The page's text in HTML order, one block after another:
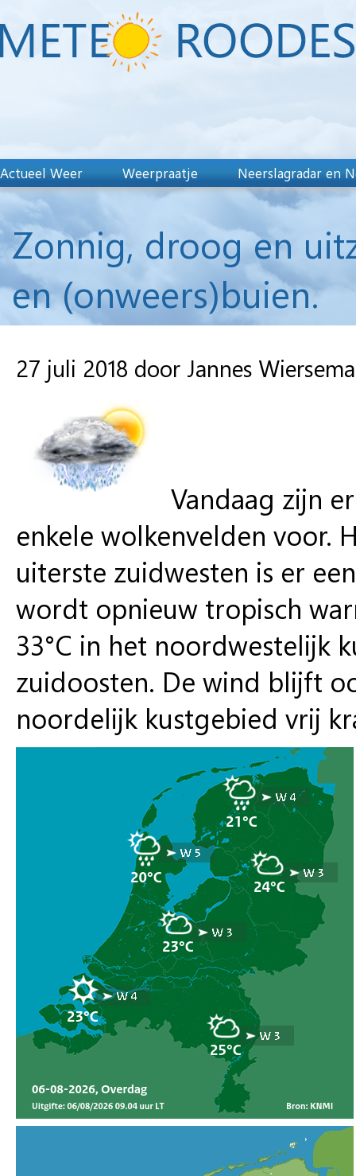
Actueel Weer Weerpraatje Neerslagradar en
Zonnig, droog en
en (onweers)buien.
27 juli 2018 door Jannes Wiersema
Vandaag zijn
enkele wolkenvelden voor.
uiterste zuidwesten is er
wordt opnieuw tropisch
33°C in het noordwestelijk
zuidoosten. De wind blijft
noordelijk kustgebied vrij